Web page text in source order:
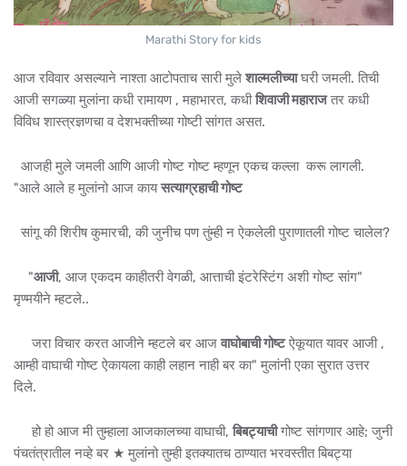
Marathi Story for kids
आज रविवार असल्याने नाश्ता आटोपताच सारी मुले शाल्मलीच्याघरी जमली. तिची
आजी सगळ्या मुलांना कधी रामायण , महाभारत, कधीशिवाजी महाराजतर कधी
विविध शास्त्रज्ञणचा व देशभक्तीच्या गोष्टी सांगत असत.
आजही मुले जमली आणि आजी गोष्ट गोष्ट म्हणून एकच कल्ला करू लागली.
"आले आले ह मुलांनो आज कायसत्याग्रहाची गोष्ट
सांगू की शिरीष कुमारची, की जुनीच पण तुंम्ही न ऐकलेली पुराणातली गोष्ट चालेल?
"आजी, आज एकदम काहीतरी वेगळी, आत्ताची इंटरेस्टिंग अशी गोष्ट सांग"
मृण्मयीने म्हटले..
जरा विचार करत आजीने म्हटले बर आज वाघोबाची गोष्टऐकूयात यावर आजी ,
आम्ही वाघाची गोष्ट ऐकायला काही लहान नाही बर का" मुलांनी एका सुरात उत्तर
दिले.
हो हो आज मी तुम्हाला आजकालच्या वाघाची, बिबट्याचीगोष्ट सांगणार आहे; जुनी
पंचतंत्रातील नव्हे बर ★ मुलांनो तुम्ही इतक्यातच ठाण्यात भरवस्तीत बिबट्या